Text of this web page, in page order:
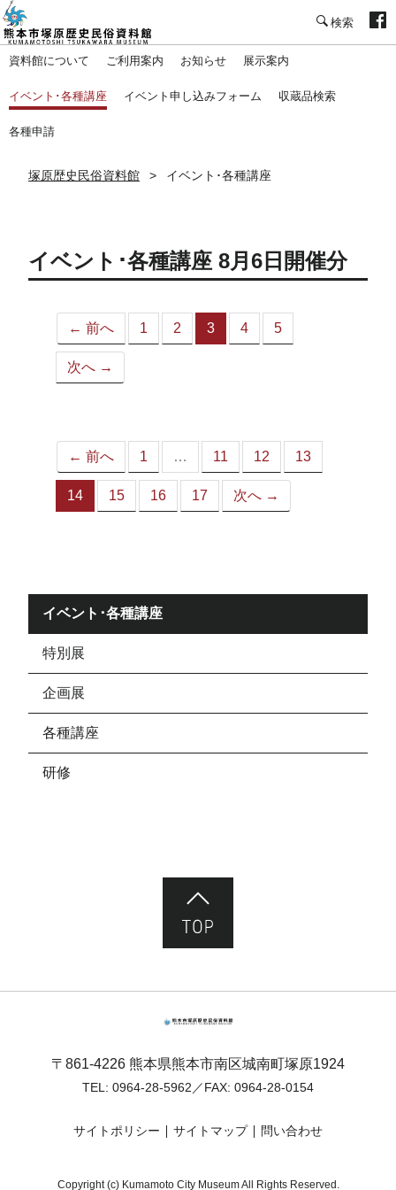
資料館について ご利用案内 お知らせ 展示案内
イベント･各種講座 イベント申し込みフォーム 収蔵品検索
各種申請
塚原歴史民俗資料館 イベント･各種講座
イベント･各種講座 8月6日開催分
← 前へ 1 2 3
（こ
4 5
次へ →
← 前へ 1 … 11 12 13
14
（こ
15 16 17 次へ →
イベント･各種講座
特別展
企画展
各種講座
研修
〒861-4226 熊本県熊本市南区城南町塚原1924
TEL: 0964-28-5962 ／FAX: 0964-28-0154
サイトポリシー サイトマップ 問い合わせ
Copyright (c) Kumamoto City Museum All Rights Reserved.